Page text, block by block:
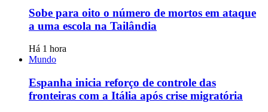
Sobe para oito o número de mortos em ataque
a uma escola na Tailândia
Há 1 hora
Mundo
Espanha inicia reforço de controle das
fronteiras com a Itália após crise migratória